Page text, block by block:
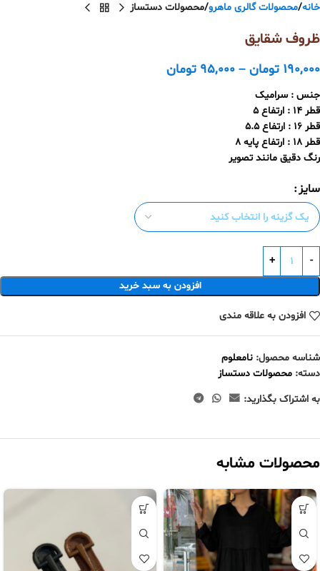
خانه محصولات گالری ماهرو محصولات دستساز
ظروف شقایق
190,000 تومان –
95,000 تومان
جنس : سرامیک
قطر 14 : ارتفاع 5
قطر 16 : ارتفاع 5.5
قطر 18 : ارتفاع پایه 8
رنگ دقیق مانند تصویر
سایز
افزودن به سبد خرید
افزودن به علاقه مندی
شناسه محصول: نامعلوم
دسته: محصولات دستساز
به اشتراک بگذارید:
محصولات مشابه